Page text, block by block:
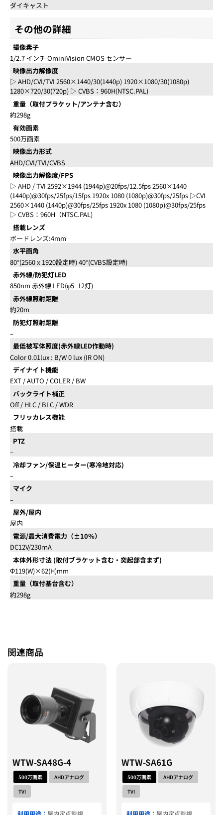
ダイキャスト
その他の詳細
撮像素子
1/2.7 インチ OminiVision CMOS センサー
映像出力解像度
▷ AHD/CVI/TVI 2560×1440/30(1440p) 1920×1080/30(1080p)
1280×720/30(720p) ▷ CVBS：960H(NTSC.PAL)
重量（取付ブラケット/アンテナ含む）
約298g
有効画素
500万画素
映像出力形式
AHD/CVI/TVI/CVBS
映像出力解像度/FPS
▷ AHD / TVI 2592×1944 (1944p)@20fps/12.5fps 2560×1440
(1440p)@30fps/25fps/15fps 1920x 1080 (1080p)@30fps/25fps ▷CVI
2560×1440 (1440p)@30fps/25fps 1920x 1080 (1080p)@30fps/25fps
▷ CVBS：960H（NTSC.PAL)
搭載レンズ
ボードレンズ:4mm
水平画角
80°(2560ｘ1920設定時) 40°(CVBS設定時)
赤外線/防犯灯LED
850nm 赤外線 LED(φ5_12灯)
赤外線照射距離
約20m
防犯灯照射距離
–
最低被写体照度(赤外線LED作動時)
Color 0.01lux : B/W 0 lux (IR ON)
デイナイト機能
EXT / AUTO / COLER / BW
バックライト補正
Off / HLC / BLC / WDR
フリッカレス機能
搭載
PTZ
–
冷却ファン/保温ヒーター(寒冷地対応)
–
マイク
–
屋外/屋内
屋内
電源/最大消費電力（±10％）
DC12V/230ｍA
本体外形寸法 (取付ブラケット含む・突起部含まず)
Φ119(W)×62(H)mm
重量（取付基台含む）
約298g
関連商品
WTW-SA48G-4
500万画素
AHDアナログ
TVI
WTW-SA61G
500万画素
AHDアナログ
TVI